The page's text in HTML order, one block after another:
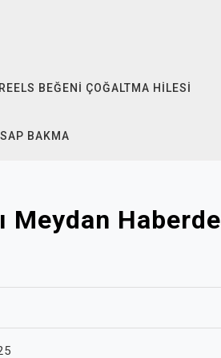
REELS BEĞENI ÇOĞALTMA HILESI
BAKMA
Meydan Haberde